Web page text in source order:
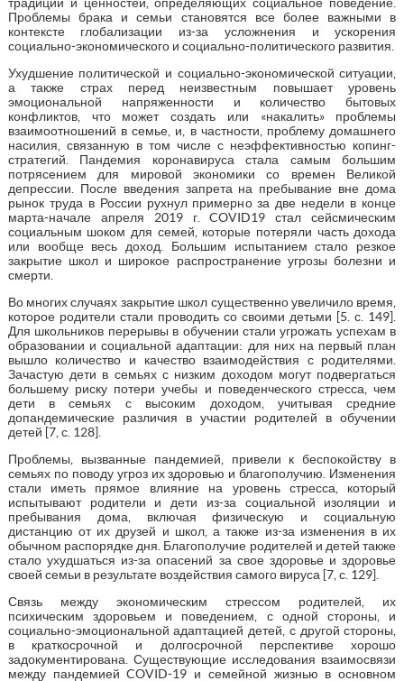
Проблемы брака и семьи становятся все более важными в
контексте глобализации из-за усложнения и ускорения
социально-экономического и социально-политического развития.
Ухудшение политической и социально-экономической ситуации,
а также страх перед неизвестным повышает уровень
эмоциональной напряженности и количество бытовых
конфликтов, что может создать или «накалить» проблемы
взаимоотношений в семье, и, в частности, проблему домашнего
насилия, связанную в том числе с неэффективностью копинг-
стратегий. Пандемия коронавируса стала самым большим
потрясением для мировой экономики со времен Великой
депрессии. После введения запрета на пребывание вне дома
рынок труда в России рухнул примерно за две недели в конце
марта-начале апреля 2019 г. COVID19 стал сейсмическим
социальным шоком для семей, которые потеряли часть дохода
или вообще весь доход. Большим испытанием стало резкое
закрытие школ и широкое распространение угрозы болезни и
смерти.
Во многих случаях закрытие школ существенно увеличило время,
которое родители стали проводить со своими детьми [5. с. 149].
Для школьников перерывы в обучении стали угрожать успехам в
образовании и социальной адаптации: для них на первый план
вышло количество и качество взаимодействия с родителями.
Зачастую дети в семьях с низким доходом могут подвергаться
большему риску потери учебы и поведенческого стресса, чем
дети в семьях с высоким доходом, учитывая средние
допандемические различия в участии родителей в обучении
детей [7, с. 128].
Проблемы, вызванные пандемией, привели к беспокойству в
семьях по поводу угроз их здоровью и благополучию. Изменения
стали иметь прямое влияние на уровень стресса, который
испытывают родители и дети из-за социальной изоляции и
пребывания дома, включая физическую и социальную
дистанцию от их друзей и школ, а также из-за изменения в их
обычном распорядке дня. Благополучие родителей и детей также
стало ухудшаться из-за опасений за свое здоровье и здоровье
своей семьи в результате воздействия самого вируса [7, с. 129].
Связь между экономическим стрессом родителей, их
психическим здоровьем и поведением, с одной стороны, и
социально-эмоциональной адаптацией детей, с другой стороны,
в краткосрочной и долгосрочной перспективе хорошо
задокументирована. Существующие исследования взаимосвязи
между пандемией COVID-19 и семейной жизнью в основном